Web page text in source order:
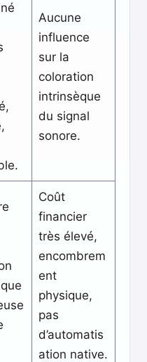
Aucune
influence
sur la
coloration
intrinsèque
du signal
sonore.
Coût
financier
très élevé,
encombrem
ent
physique,
pas
d’automatis
ation native.